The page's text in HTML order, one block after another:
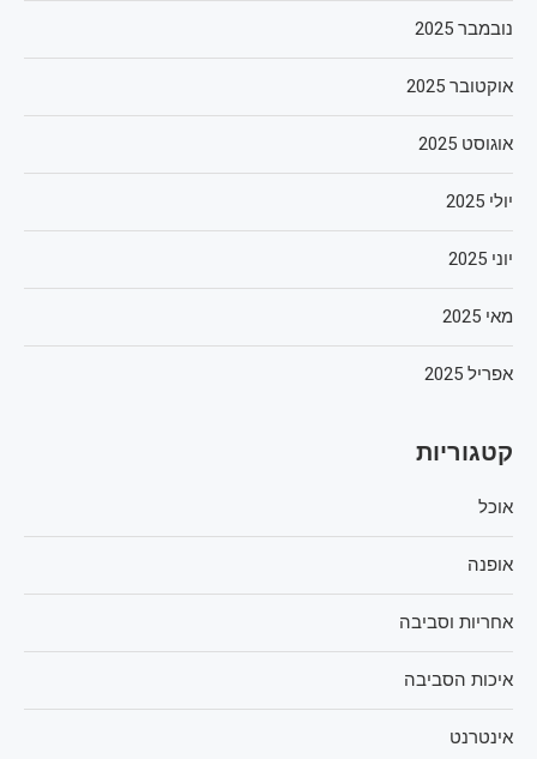
נובמבר 2025
אוקטובר 2025
אוגוסט 2025
יולי 2025
יוני 2025
מאי 2025
אפריל 2025
קטגוריות
אוכל
אופנה
אחריות וסביבה
איכות הסביבה
אינטרנט